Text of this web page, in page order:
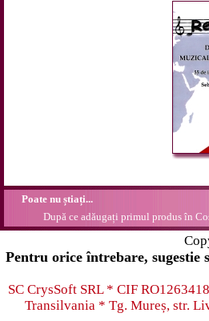
Poate nu știați...
După ce adăugați primul produs în
Pentru orice întrebare, sugestie
SC CrysSoft SRL * CIF
Transilvania * Tg. Mureș, str.